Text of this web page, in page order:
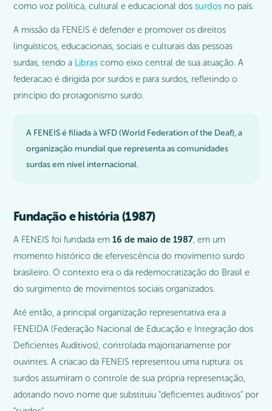
como voz política, cultural e educacional dos surdos no país.
A missão da FENEIS é defender e promover os direitos
linguísticos, educacionais, sociais e culturais das pessoas
surdas, tendo a Libras como eixo central de sua atuação. A
federacao é dirigida por surdos e para surdos, refletindo o
princípio do protagonismo surdo.
A FENEIS é filiada à WFD (World Federation of the Deaf), a
organização mundial que representa as comunidades
surdas em nível internacional.
Fundação e história (1987)
A FENEIS foi fundada em 16 de maio de 1987, em um
momento histórico de efervescência do movimento surdo
brasileiro. O contexto era o da redemocratização do Brasil e
do surgimento de movimentos sociais organizados.
Até então, a principal organização representativa era a
FENEIDA (Federação Nacional de Educação e Integração dos
Deficientes Auditivos), controlada majoritariamente por
ouvintes. A criacao da FENEIS representou uma ruptura: os
surdos assumiram o controle de sua própria representação,
adotando novo nome que substituiu "deficientes auditivos" por